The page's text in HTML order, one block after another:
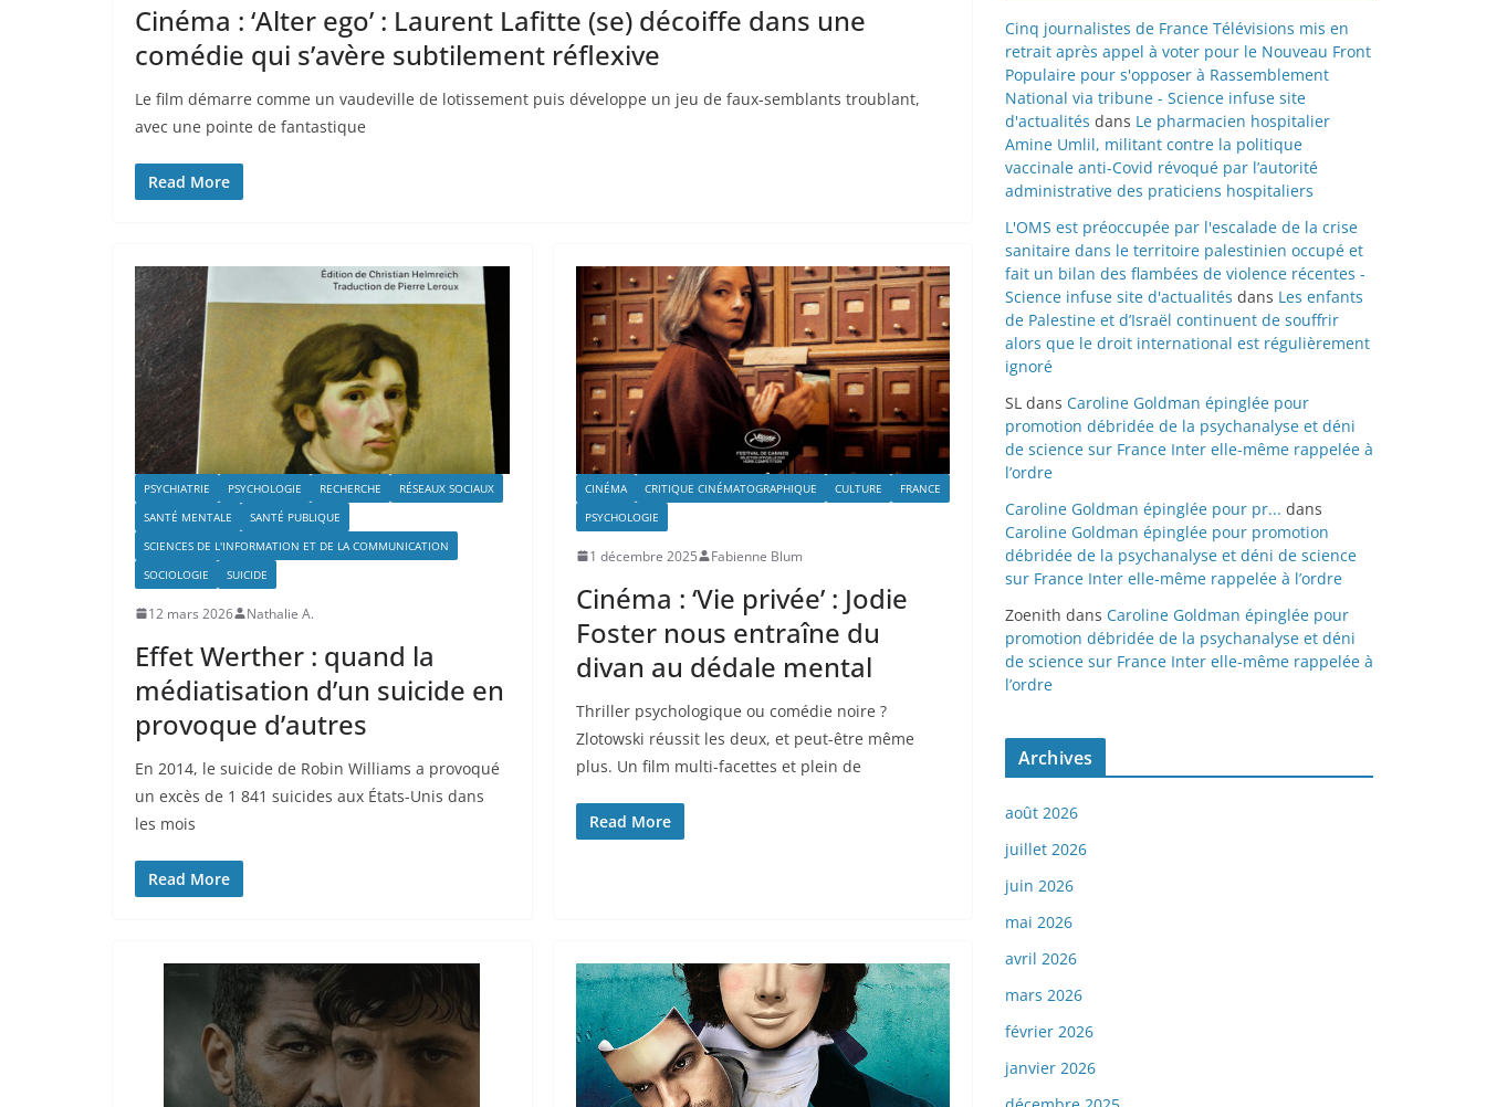
Cinéma : ‘Alter ego’ : Laurent Lafitte (se) décoiffe dans une
comédie qui s’avère subtilement réflexive
Le film démarre comme un vaudeville de lotissement puis développe un jeu de faux-semblants troublant,
avec une pointe de fantastique
Read More
PSYCHIATRIE PSYCHOLOGIE RECHERCHE
RÉSEAUX SOCIAUX
SANTÉ MENTALE
SANTÉ PUBLIQUE
SCIENCES DE L'INFORMATION ET DE LA COMMUNICATION
SOCIOLOGIE
SUICIDE
12 mars 2026 Nathalie A.
Effet Werther : quand la
médiatisation d’un suicide en
provoque d’autres
En 2014, le suicide de Robin Williams a provoqué
un excès de 1 841 suicides aux États-Unis dans
les mois
Read More
CINÉMA CRITIQUE CINÉMATOGRAPHIQUE CULTURE
FRANCE
PSYCHOLOGIE
1 décembre 2025 Fabienne Blum
Cinéma : ‘Vie privée’ : Jodie
Foster nous entraîne du
divan au dédale mental
Thriller psychologique ou comédie noire ?
Zlotowski réussit les deux, et peut-être même
plus. Un film multi-facettes et plein de
Read More
Cinq journalistes de France Télévisions mis en
retrait après appel à voter pour le Nouveau Front
Populaire pour s'opposer à Rassemblement
National via tribune - Science infuse site
d'actualités dans Le pharmacien hospitalier
Amine Umlil, militant contre la politique
vaccinale anti-Covid révoqué par l’autorité
administrative des praticiens hospitaliers
L'OMS est préoccupée par l'escalade de la crise
sanitaire dans le territoire palestinien occupé et
fait un bilan des flambées de violence récentes -
Science infuse site d'actualités dans Les enfants
de Palestine et d’Israël continuent de souffrir
alors que le droit international est régulièrement
ignoré
SL dans Caroline Goldman épinglée pour
promotion débridée de la psychanalyse et déni
de science sur France Inter elle-même rappelée à
l’ordre
Caroline Goldman épinglée pour pr... dans
Caroline Goldman épinglée pour promotion
débridée de la psychanalyse et déni de science
sur France Inter elle-même rappelée à l’ordre
Zoenith dans Caroline Goldman épinglée pour
promotion débridée de la psychanalyse et déni
de science sur France Inter elle-même rappelée à
l’ordre
Archives
août 2026
juillet 2026
juin 2026
mai 2026
avril 2026
mars 2026
février 2026
janvier 2026